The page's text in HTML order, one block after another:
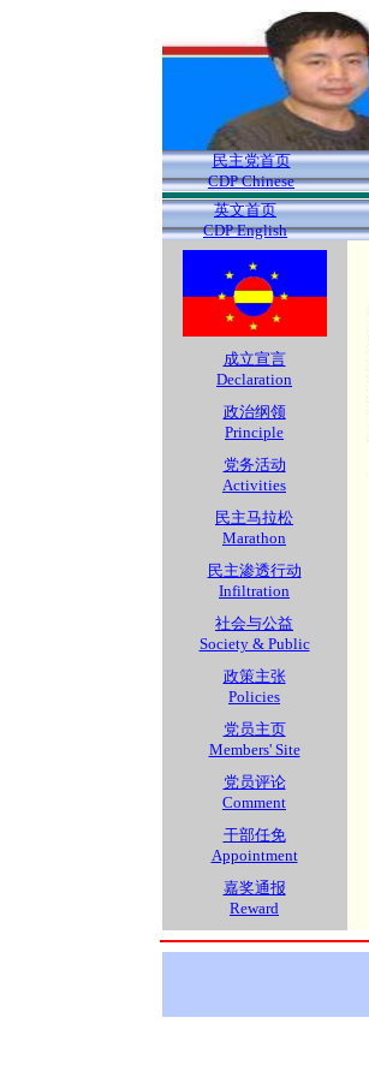
民主党首页
CDP Chinese
英文首页
CDP English
成立宣言
Declaration
政治纲领
Principle
党务活动
Activities
民主马拉松
Marathon
民主渗透行动
Infiltration
社会与公益
Society & Public
政策主张
Policies
党员主页
Members' Site
党员评论
Comment
干部任免
Appointment
嘉奖通报
Reward